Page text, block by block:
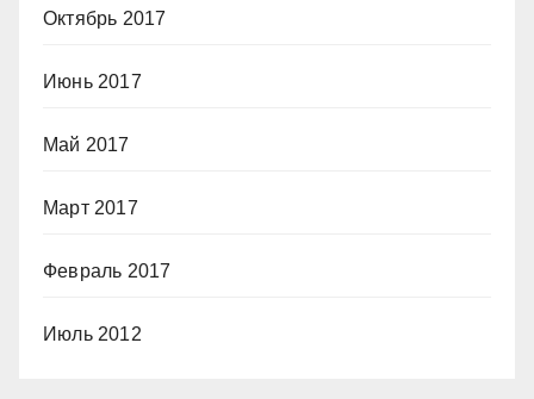
Октябрь 2017
Июнь 2017
Май 2017
Март 2017
Февраль 2017
Июль 2012